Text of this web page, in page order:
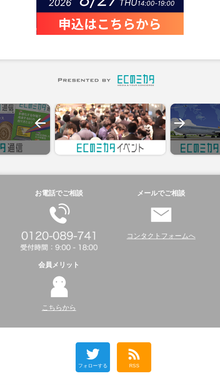
お電話でご相談 メールでご相談
コンタクトフォームへ
会員メリット
こちらから
フォローする RSS